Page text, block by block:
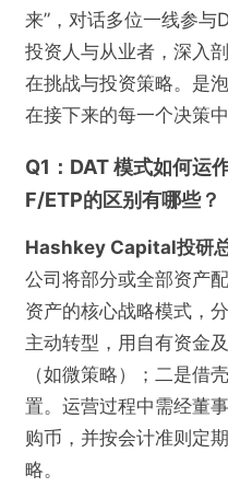
来”，对话多位一线参与
投资人与从业者，深入
在挑战与投资策略。是
在接下来的每一个决策中
Q1：DAT 模式如何运
F/ETP的区别有哪些？
Hashkey Capital投研
公司将部分或全部资产
资产的核心战略模式，
主动转型，用自有资金
（如微策略）；二是借
置。运营过程中需经董
购币，并按会计准则定
略。